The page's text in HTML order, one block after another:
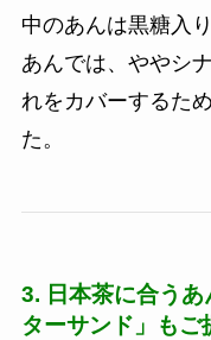
中のあんは黒糖入
あんでは、ややシ
れをカバーするた
た。
3. 日本茶に合う
ターサンド」もご